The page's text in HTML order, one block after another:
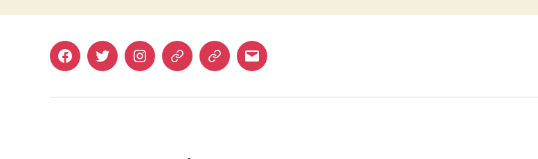
FacebookTwitterInstagramMastodonBlueskyE-